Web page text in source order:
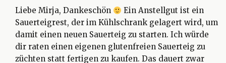
Liebe Mirja, Dankeschön
Ein Anstellgut ist ein
Sauerteigrest, der im Kühlschrank gelagert wird, um
damit einen neuen Sauerteig zu starten. Ich würde
dir raten einen eigenen glutenfreien Sauerteig zu
züchten statt fertigen zu kaufen. Das dauert zwar